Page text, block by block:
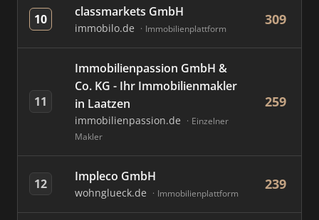
10 classmarkets GmbH
immobilo.de Immobilienplattform
309
11
Immobilienpassion GmbH &
Co. KG - Ihr Immobilienmakler
in Laatzen
immobilienpassion.de
Einzelner
Makler
259
12 Impleco GmbH
wohnglueck.de Immobilienplattform
239